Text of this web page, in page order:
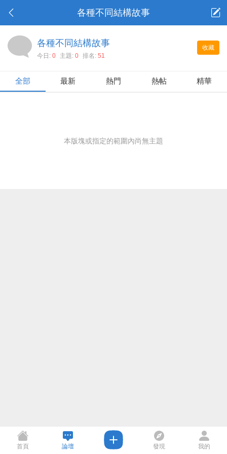
各種不同結構故事
收藏
各種不同結構故事
今日: 0 主題: 0 排名: 51
全部 最新 熱門 熱帖 精華
本版塊或指定的範圍內尚無主題
首頁 論壇 發現 我的